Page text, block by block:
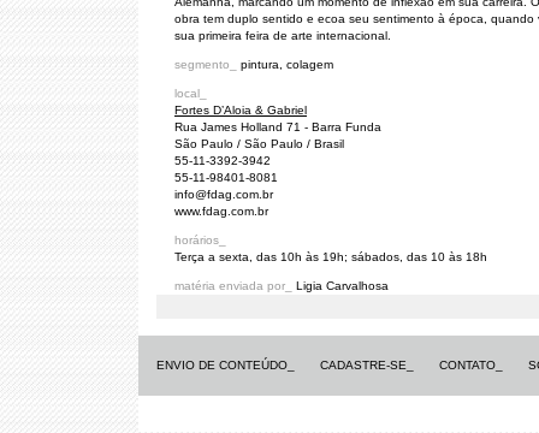
obra tem duplo sentido e ecoa seu sentimento à época, quando
sua primeira feira de arte internacional.
segmento_ pintura, colagem
local_
Fortes D’Aloia & Gabriel
Rua James Holland 71 - Barra Funda
São Paulo / São Paulo / Brasil
55-11-3392-3942
55-11-98401-8081
info@fdag.com.br
www.fdag.com.br
horários_
Terça a sexta, das 10h às 19h; sábados, das 10 às 18h
matéria enviada por_ Ligia Carvalhosa
ENVIO DE CONTEÚDO_ CADASTRE-SE_ CONTATO_